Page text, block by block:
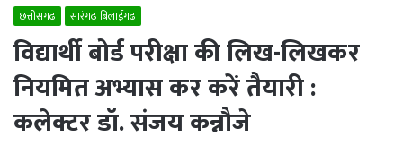
छत्तीसगढ़ सारंगढ़ बिलाईगढ़
विद्यार्थी बोर्ड परीक्षा की लिख-लिखकर
नियमित अभ्यास कर करें तैयारी :
कलेक्टर डॉ. संजय कन्नौजे